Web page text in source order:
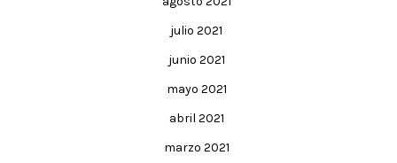
julio 2021
junio 2021
mayo 2021
abril 2021
marzo 2021